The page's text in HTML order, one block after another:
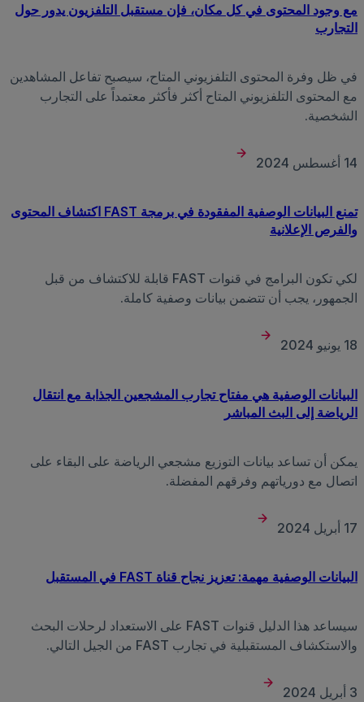
مع وجود المحتوى في كل مكان، فإن مستقبل التلفزيون يدور حول
التجارب
في ظل وفرة المحتوى التلفزيوني المتاح، سيصبح تفاعل المشاهدين
مع المحتوى التلفزيوني المتاح أكثر فأكثر معتمداً على التجارب
الشخصية.
14 أغسطس 2024
تمنع البيانات الوصفية المفقودة في برمجة FAST اكتشاف المحتوى
والفرص الإعلانية
لكي تكون البرامج في قنوات FAST قابلة للاكتشاف من قبل
الجمهور، يجب أن تتضمن بيانات وصفية كاملة.
18 يونيو 2024
البيانات الوصفية هي مفتاح تجارب المشجعين الجذابة مع انتقال
الرياضة إلى البث المباشر
يمكن أن تساعد بيانات التوزيع مشجعي الرياضة على البقاء على
اتصال مع دورياتهم وفرقهم المفضلة.
17 أبريل 2024
البيانات الوصفية مهمة: تعزيز نجاح قناة FAST في المستقبل
سيساعد هذا الدليل قنوات FAST على الاستعداد لرحلات البحث
والاستكشاف المستقبلية في تجارب FAST من الجيل التالي.
3 أبريل 2024